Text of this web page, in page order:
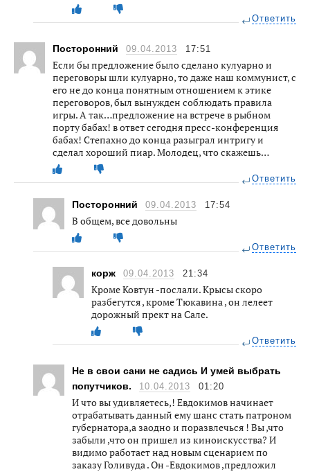
Ответить
Посторонний 09.04.2013 17:51
Если бы предложение было сделано кулуарно и
переговоры шли кулуарно, то даже наш коммунист, с
его не до конца понятным отношением к этике
переговоров, был вынужден соблюдать правила
игры. А так…предложение на встрече в рыбном
порту бабах! в ответ сегодня пресс-конференция
бабах! Степахно до конца разыграл интригу и
сделал хороший пиар. Молодец, что скажешь…
Ответить
Посторонний 09.04.2013 17:54
В общем, все довольны
Ответить
корж 09.04.2013 21:34
Кроме Ковтун -послали. Крысы скоро
разбегутся , кроме Тюкавина , он лелеет
дорожный прект на Сале.
Ответить
Не в свои сани не садись И умей выбрать
попутчиков.
10.04.2013 01:20
И что вы удивляетесь,! Евдокимов начинает
отрабатывать данный ему шанс стать патроном
губернатора,а заодно и поразвлечься ! Вы ,что
забыли ,что он пришел из киноискусства? И
видимо работает над новым сценарием по
заказу Голивуда . Он -Евдокимов ,предложил